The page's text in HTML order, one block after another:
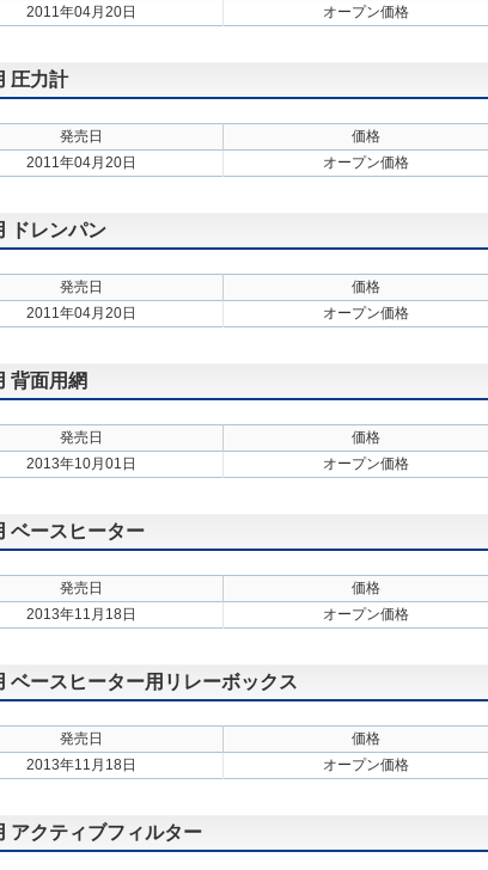
2011年04月20日 オープン価格
圧力計
発売日
価格
2011年04月20日 オープン価格
ドレンパン
発売日
価格
2011年04月20日 オープン価格
背面用網
発売日
価格
2013年10月01日 オープン価格
ベースヒーター
発売日
価格
2013年11月18日 オープン価格
ベースヒーター用リレーボックス
発売日
価格
2013年11月18日 オープン価格
アクティブフィルター